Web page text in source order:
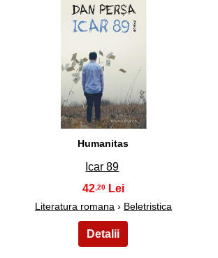
31
Humanitas
Icar 89
42 ,20
Literatura romana › Beletristica